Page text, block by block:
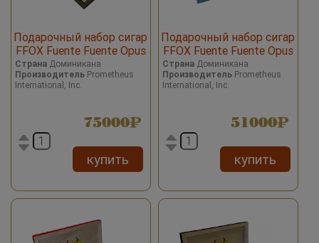
Подарочный набор сигар
FFOX Fuente Fuente Opus
X 6 Set Cigars Macassar
Ebony
Страна Доминикана
Производитель Prometheus
International, Inc.
75000
купить
Подарочный набор сигар
FFOX Fuente Fuente Opus
X Story 4 Set Cigars Blue
СтранаДоминикана
ПроизводительPrometheus
International, Inc.
51000
купить